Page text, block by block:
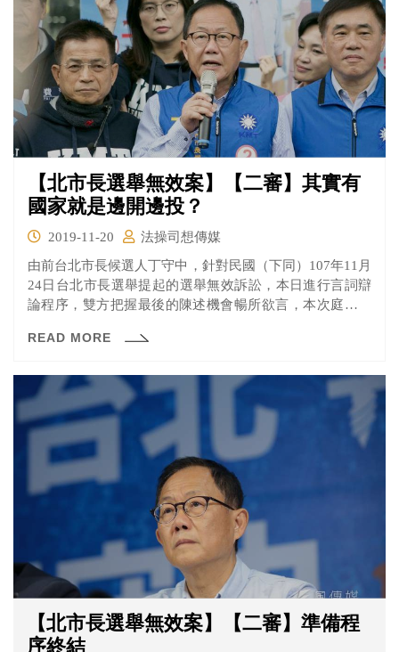
【北市長選舉無效案】【二審】其實有
國家就是邊開邊投？
2019-11-20
法操司想傳媒
由前台北市長候選人丁守中，針對民國（下同）107年11月
24日台北市長選舉提起的選舉無效訴訟，本日進行言詞辯
論程序，雙方把握最後的陳述機會暢所欲言，本次庭期歷
看看吧！
READ MORE
【北市長選舉無效案】【二審】準備程
序終結